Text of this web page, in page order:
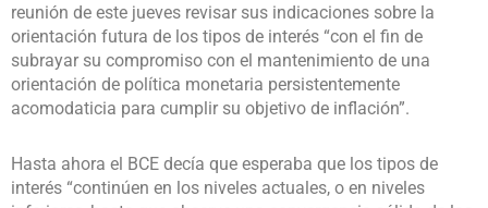
reunión de este jueves revisar sus indicaciones sobre la
orientación futura de los tipos de interés “con el fin de
subrayar su compromiso con el mantenimiento de una
orientación de política monetaria persistentemente
acomodaticia para cumplir su objetivo de inflación”.
Hasta ahora el BCE decía que esperaba que los tipos de
interés “continúen en los niveles actuales, o en niveles